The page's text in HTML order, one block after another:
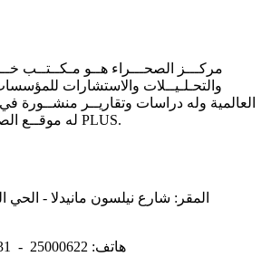
مركـــز الصحـــراء هــو مـكــتــب
والتحـلـيــلات والاستشارات
العالمية وله دراسات وتقاريــر منشــورة
له موقــع الصحراء ومنصة الصحراء PLUS.
هاتف: 25000622 - 45250731 - 45255931